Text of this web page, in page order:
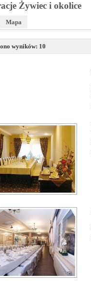
Żywiec i okolice
Mapa
wyników: 10